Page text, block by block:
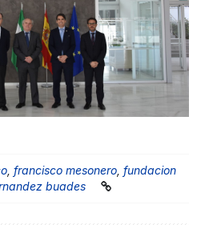
francisco mesonero fundacion
buades